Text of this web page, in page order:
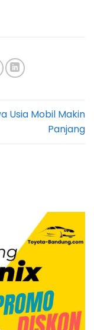
Usia Mobil Makin
Panjang